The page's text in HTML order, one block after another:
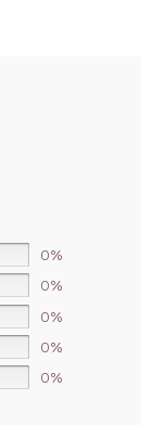
0%
0%
0%
0%
0%